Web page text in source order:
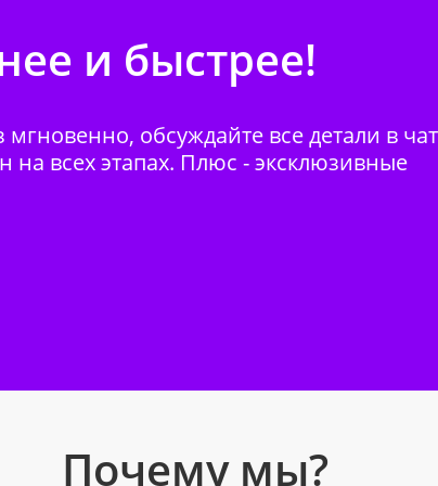
и быстрее!
обсуждайте все детали в
на всех этапах. Плюс - эксклюзивные
Почему мы?